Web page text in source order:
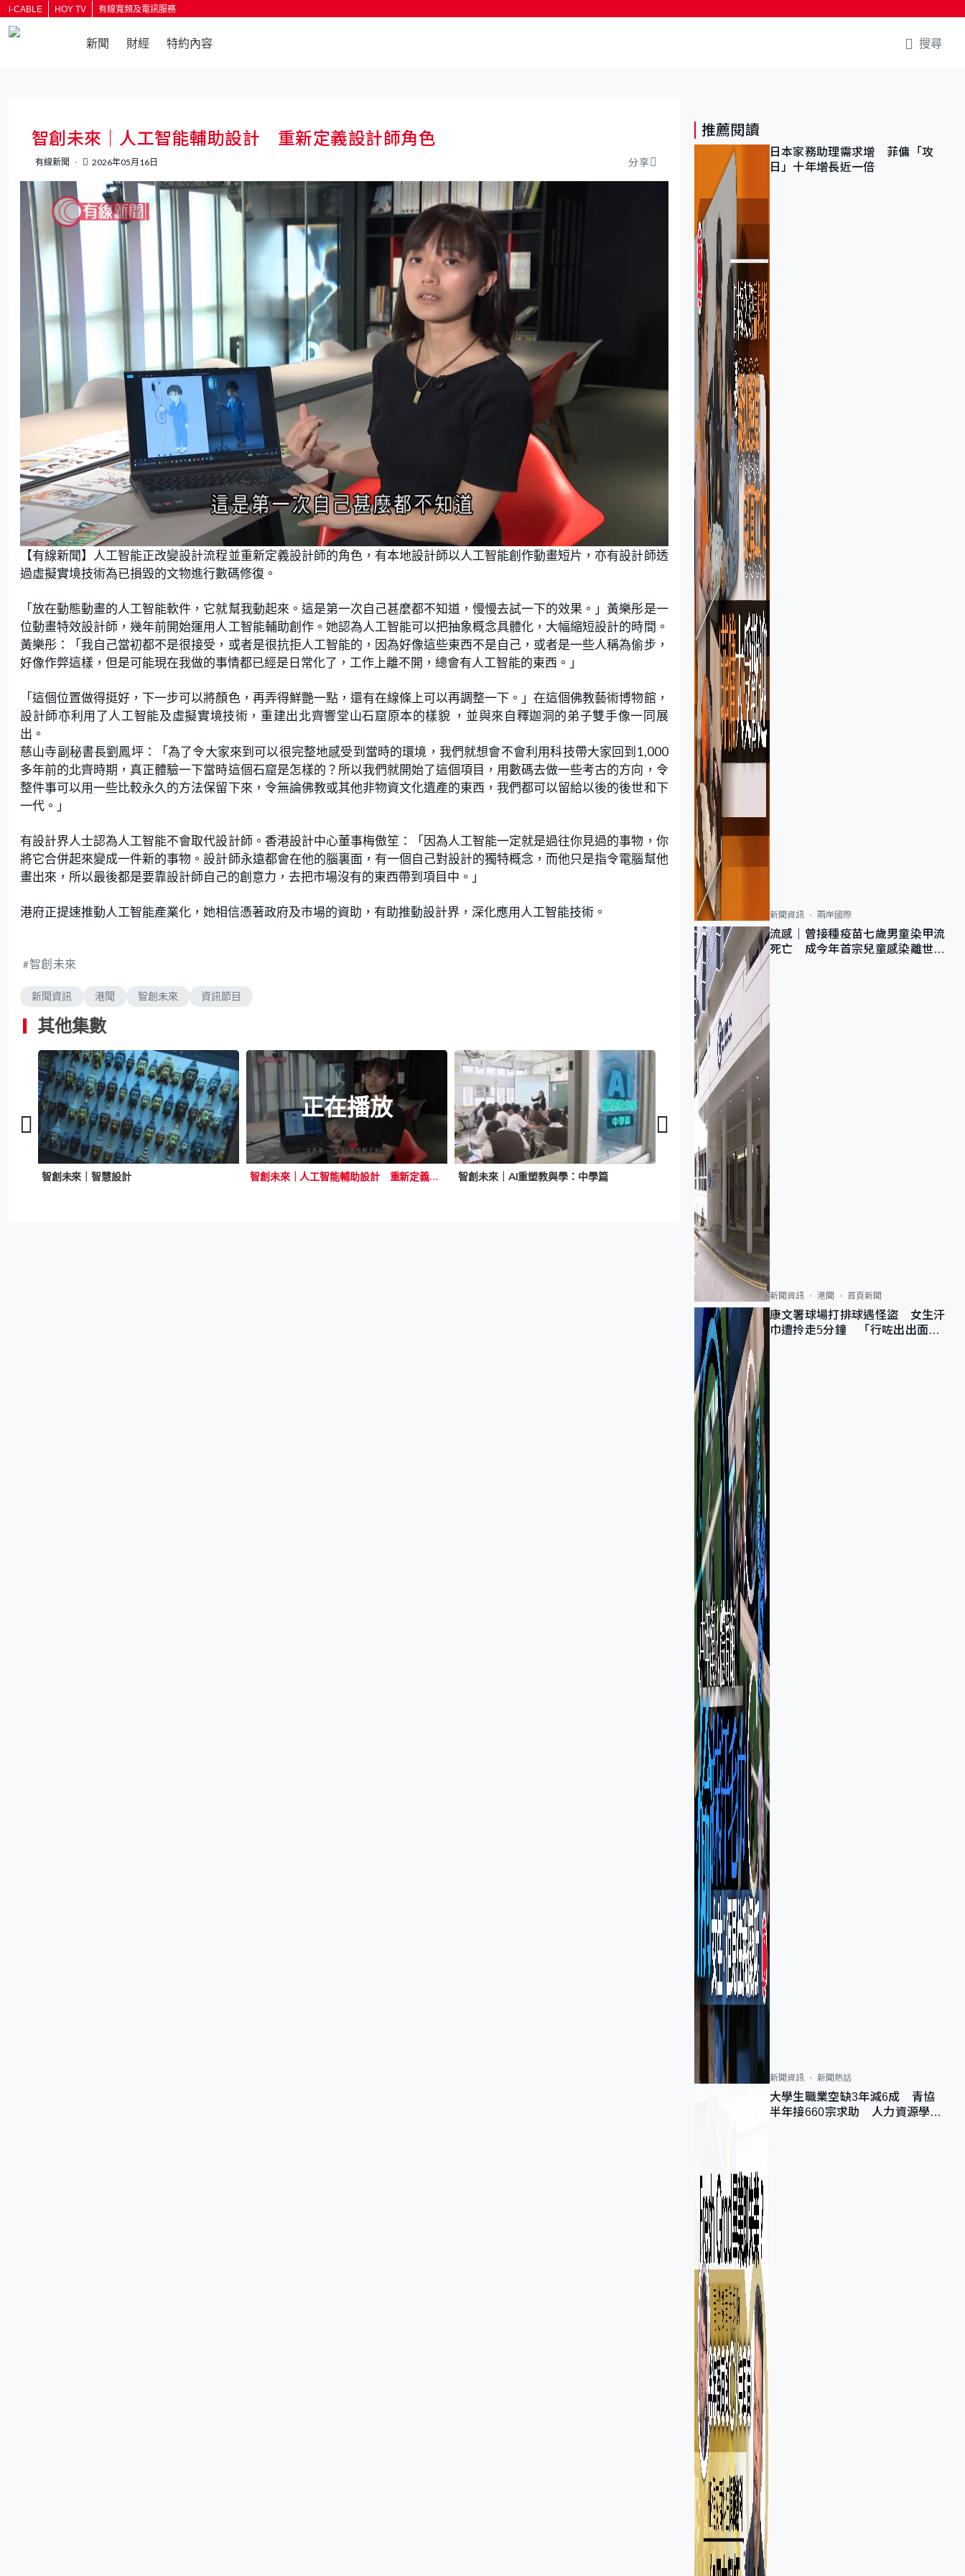
i-CABLE HOY TV 有線寬頻及電訊服務
新聞 財經 特約內容 搜尋
智創未來｜人工智能輔助設計 重新定義設計師角色
有線新聞 2026年05月16日 分享
【有線新聞】人工智能正改變設計流程並重新定義設計師的角色，有本地設計師以人工智能創作動畫短片，亦有設計師透
過虛擬實境技術為已損毀的文物進行數碼修復。
「放在動態動畫的人工智能軟件，它就幫我動起來。這是第一次自己甚麼都不知道，慢慢去試一下的效果。」黃樂彤是一
位動畫特效設計師，幾年前開始運用人工智能輔助創作。她認為人工智能可以把抽象概念具體化，大幅縮短設計的時間。
黃樂彤：「我自己當初都不是很接受，或者是很抗拒人工智能的，因為好像這些東西不是自己，或者是一些人稱為偷步，
好像作弊這樣，但是可能現在我做的事情都已經是日常化了，工作上離不開，總會有人工智能的東西。」
「這個位置做得挺好，下一步可以將顏色，再弄得鮮艷一點，還有在線條上可以再調整一下。」在這個佛教藝術博物館，
設計師亦利用了人工智能及虛擬實境技術，重建出北齊響堂山石窟原本的樣貌 ，並與來自釋迦洞的弟子雙手像一同展
出。
慈山寺副秘書長劉鳳坪：「為了令大家來到可以很完整地感受到當時的環境，我們就想會不會利用科技帶大家回到1,000
多年前的北齊時期，真正體驗一下當時這個石窟是怎樣的？所以我們就開始了這個項目，用數碼去做一些考古的方向，令
整件事可以用一些比較永久的方法保留下來，令無論佛教或其他非物資文化遺產的東西，我們都可以留給以後的後世和下
一代。」
有設計界人士認為人工智能不會取代設計師。香港設計中心董事梅傲笙：「因為人工智能一定就是過往你見過的事物，你
將它合併起來變成一件新的事物。設計師永遠都會在他的腦裏面，有一個自己對設計的獨特概念，而他只是指令電腦幫他
畫出來，所以最後都是要靠設計師自己的創意力，去把市場沒有的東西帶到項目中。」
港府正提速推動人工智能產業化，她相信憑著政府及市場的資助，有助推動設計界，深化應用人工智能技術。
智創未來
新聞資訊 港聞 智創未來 資訊節目
其他集數
智創未來｜智慧設計
正在播放
智創未來｜人工智能輔助設計 重新定義設計師角色 智創未來｜AI重塑教與學：中學篇
推薦閱讀
日本家務助理需求增 菲傭「攻
日」十年增長近一倍
新聞資訊 兩岸國際
流感｜曾接種疫苗七歲男童染甲流
死亡 成今年首宗兒童感染離世個
新聞資訊 港聞 首頁新聞
康文署球場打排球遇怪盜 女生汗
巾遭拎走5分鐘 「行咗出出面唔
新聞資訊 新聞熱話
大學生職業空缺3年減6成 青協
半年接660宗求助 人力資源學